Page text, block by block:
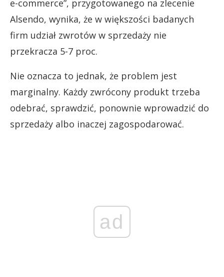
e-commerce”, przygotowanego na zlecenie
Alsendo, wynika, że w większości badanych
firm udział zwrotów w sprzedaży nie
przekracza 5-7 proc.
Nie oznacza to jednak, że problem jest
marginalny. Każdy zwrócony produkt trzeba
odebrać, sprawdzić, ponownie wprowadzić do
sprzedaży albo inaczej zagospodarować.
ad